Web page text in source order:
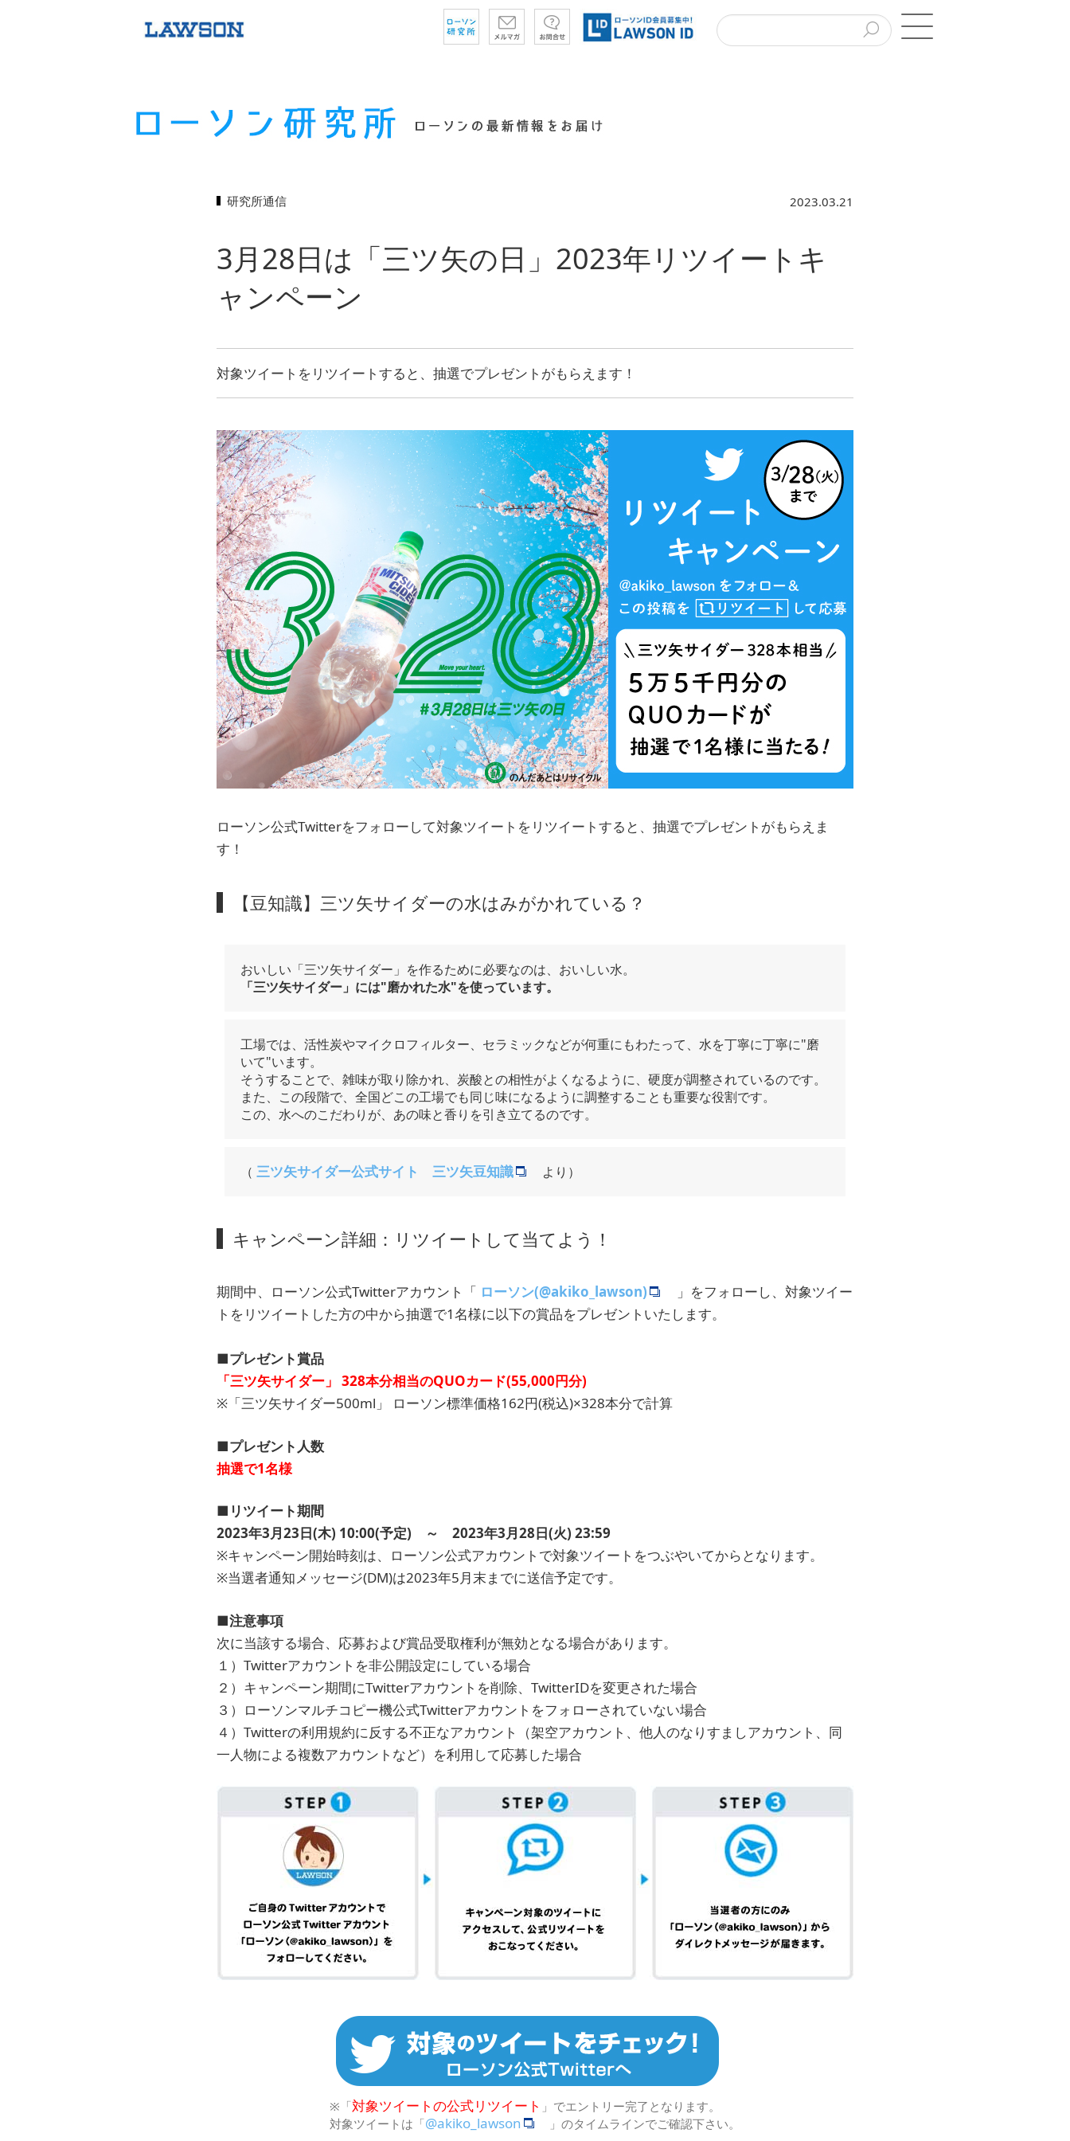
研究所通信 2023.03.21
3月28日は「三ツ矢の日」2023年リツイートキ
ャンペーン
対象ツイートをリツイートすると、抽選でプレゼントがもらえます！
ローソン公式Twitterをフォローして対象ツイートをリツイートすると、抽選でプレゼントがもらえま
す！
【豆知識】三ツ矢サイダーの水はみがかれている？
おいしい「三ツ矢サイダー」を作るために必要なのは、おいしい水。
「三ツ矢サイダー」には"磨かれた水"を使っています。
工場では、活性炭やマイクロフィルター、セラミックなどが何重にもわたって、水を丁寧に丁寧に"磨
いて"います。
そうすることで、雑味が取り除かれ、炭酸との相性がよくなるように、硬度が調整されているのです。
また、この段階で、全国どこの工場でも同じ味になるように調整することも重要な役割です。
この、水へのこだわりが、あの味と香りを引き立てるのです。
（ 三ツ矢サイダー公式サイト 三ツ矢豆知識 より）
キャンペーン詳細：リツイートして当てよう！
期間中、ローソン公式Twitterアカウント「 ローソン(@akiko_lawson)
」をフォローし、対象ツイー
トをリツイートした方の中から抽選で1名様に以下の賞品をプレゼントいたします。
■プレゼント賞品
「三ツ矢サイダー」 328本分相当のQUOカード(55,000円分)
※「三ツ矢サイダー500ml」 ローソン標準価格162円(税込)×328本分で計算
■プレゼント人数
抽選で1名様
■リツイート期間
2023年3月23日(木) 10:00(予定) ～ 2023年3月28日(火) 23:59
※キャンペーン開始時刻は、ローソン公式アカウントで対象ツイートをつぶやいてからとなります。
※当選者通知メッセージ(DM)は2023年5月末までに送信予定です。
■注意事項
次に当該する場合、応募および賞品受取権利が無効となる場合があります。
１）Twitterアカウントを非公開設定にしている場合
２）キャンペーン期間にTwitterアカウントを削除、TwitterIDを変更された場合
３）ローソンマルチコピー機公式Twitterアカウントをフォローされていない場合
４）Twitterの利用規約に反する不正なアカウント（架空アカウント、他人のなりすましアカウント、同
一人物による複数アカウントなど）を利用して応募した場合
※「対象ツイートの公式リツイート 」でエントリー完了となります。
対象ツイートは「@akiko_lawson 」のタイムラインでご確認下さい。